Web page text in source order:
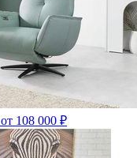
от 108 000 ₽